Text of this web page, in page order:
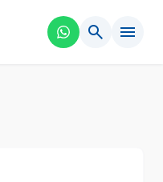
search menu